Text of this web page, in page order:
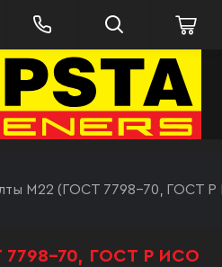
М22 (ГОСТ 7798-70, ГОСТ Р
70, ГОСТ Р ИСО